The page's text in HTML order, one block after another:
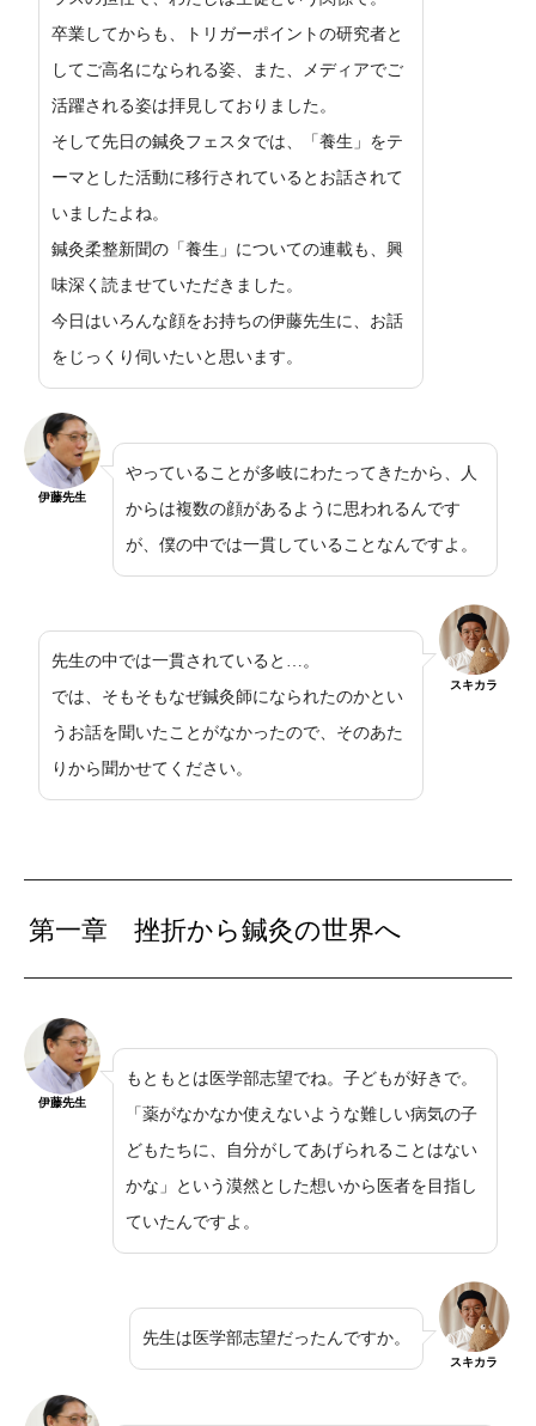
卒業してからも、トリガーポイントの研究者と
してご高名になられる姿、また、メディアでご
活躍される姿は拝見しておりました。
そして先日の鍼灸フェスタでは、「養生」をテ
ーマとした活動に移行されているとお話されて
いましたよね。
鍼灸柔整新聞の「養生」についての連載も、興
味深く読ませていただきました。
今日はいろんな顔をお持ちの伊藤先生に、お話
をじっくり伺いたいと思います。
伊藤先生
やっていることが多岐にわたってきたから、人
からは複数の顔があるように思われるんです
が、僕の中では一貫していることなんですよ。
先生の中では一貫されていると…。
では、そもそもなぜ鍼灸師になられたのかとい
うお話を聞いたことがなかったので、そのあた
りから聞かせてください。
スキカラ
第一章 挫折から鍼灸の世界へ
伊藤先生
もともとは医学部志望でね。子どもが好きで。
「薬がなかなか使えないような難しい病気の子
どもたちに、自分がしてあげられることはない
かな」という漠然とした想いから医者を目指し
ていたんですよ。
先生は医学部志望だったんですか。
スキカラ